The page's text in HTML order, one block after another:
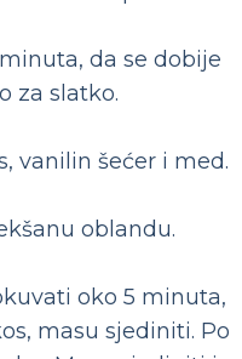
da se dobije
za slatko.
vanilin šećer i med.
oblandu.
oko 5 minuta,
masu sjediniti. Po